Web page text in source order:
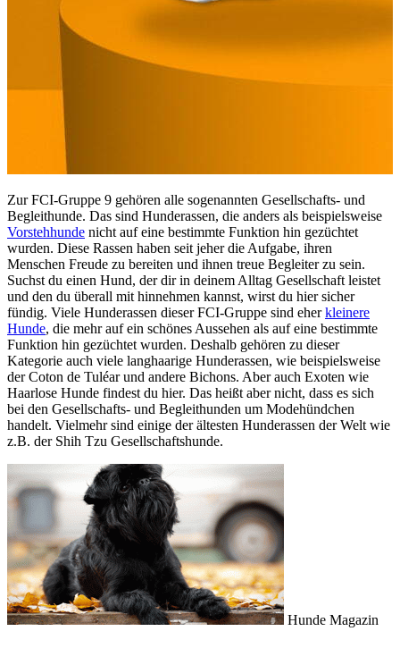
Zur FCI-Gruppe 9 gehören alle sogenannten Gesellschafts- und
Begleithunde. Das sind Hunderassen, die anders als beispielsweise
Vorstehhunde nicht auf eine bestimmte Funktion hin gezüchtet
wurden. Diese Rassen haben seit jeher die Aufgabe, ihren
Menschen Freude zu bereiten und ihnen treue Begleiter zu sein.
Suchst du einen Hund, der dir in deinem Alltag Gesellschaft leistet
und den du überall mit hinnehmen kannst, wirst du hier sicher
fündig. Viele Hunderassen dieser FCI-Gruppe sind eherkleinere
Hunde, die mehr auf ein schönes Aussehen als auf eine bestimmte
Funktion hin gezüchtet wurden. Deshalb gehören zu dieser
Kategorie auch viele langhaarige Hunderassen, wie beispielsweise
der Coton de Tuléar und andere Bichons. Aber auch Exoten wie
Haarlose Hunde findest du hier. Das heißt aber nicht, dass es sich
bei den Gesellschafts- und Begleithunden um Modehündchen
handelt. Vielmehr sind einige der ältesten Hunderassen der Welt wie
z.B. der Shih Tzu Gesellschaftshunde.
Hunde Magazin